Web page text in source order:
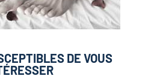
DE VOUS